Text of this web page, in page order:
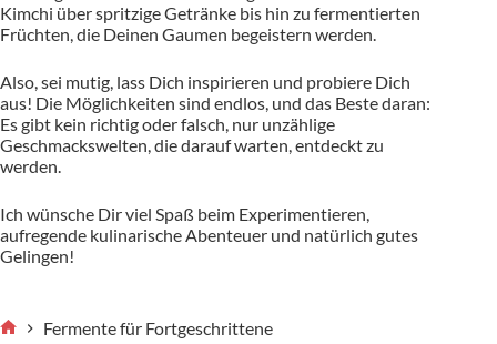
Kimchi über spritzige Getränke bis hin zu fermentierten
Früchten, die Deinen Gaumen begeistern werden.
Also, sei mutig, lass Dich inspirieren und probiere Dich
aus! Die Möglichkeiten sind endlos, und das Beste daran:
Es gibt kein richtig oder falsch, nur unzählige
Geschmackswelten, die darauf warten, entdeckt zu
werden.
Ich wünsche Dir viel Spaß beim Experimentieren,
aufregende kulinarische Abenteuer und natürlich gutes
Gelingen!
Fermente für Fortgeschrittene